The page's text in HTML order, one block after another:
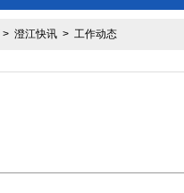
> 澄江快讯 > 工作动态